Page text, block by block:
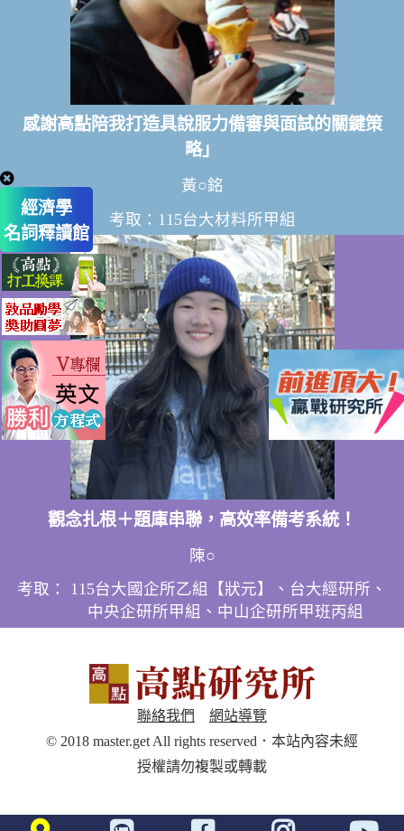
經濟學
名詞釋讀館
感謝高點陪我打造具說服力備審與面試的關鍵策
略」
黃○銘
考取：115台大材料所甲組
觀念扎根＋題庫串聯，高效率備考系統！
陳○
考取： 115台大國企所乙組【狀元】、台大經研所、
中央企研所甲組、中山企研所甲班丙組
聯絡我們
網站導覽
© 2018 master.get All rights reserved．本站內容未經
授權請勿複製或轉載